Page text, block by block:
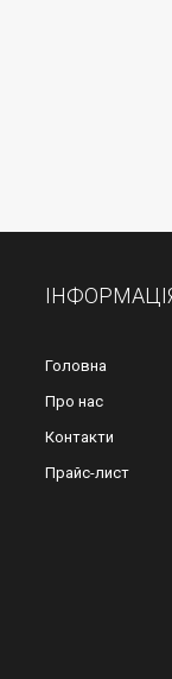
Головна
Про нас
Контакти
Прайс-лист